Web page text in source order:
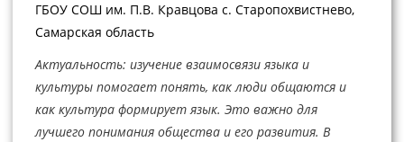
ГБОУ СОШ им. П.В. Кравцова с. Старопохвистнево,
Самарская область
Актуальность: изучение взаимосвязи языка и
культуры помогает понять, как люди общаются и
как культура формирует язык. Это важно для
лучшего понимания общества и его развития. В